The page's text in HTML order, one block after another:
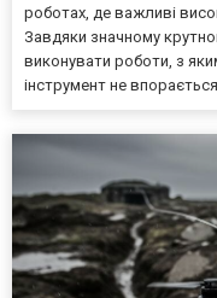
роботах, де важливі
Завдяки значному
виконувати роботи, з
інструмент не